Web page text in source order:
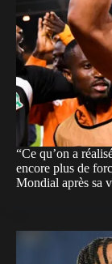
“Ce qu’on a
encore plus de
Mondial après sa